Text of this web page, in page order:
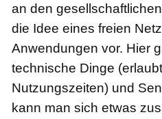
an den
die Idee eines freien
Anwendungen vor. Hier
technische Dinge
Nutzungszeiten) und
kann man sich etwas